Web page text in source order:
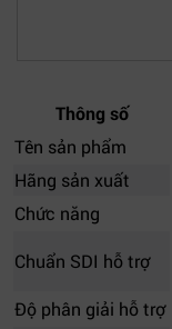
Thông số
Tên sản phẩm
Hãng sản xuất
Chức năng
Chuẩn SDI hỗ trợ
Độ phân giải hỗ trợ